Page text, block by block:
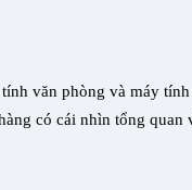
văn phòng và máy
có cái nhìn tổng quan